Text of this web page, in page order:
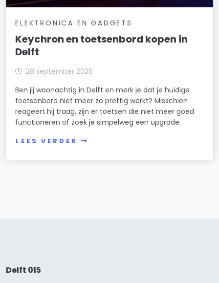
ELEKTRONICA EN GADGETS
Keychron en toetsenbord kopen in
Delft
28 september 2025
Ben jij woonachtig in Delft en merk je dat je huidige
toetsenbord niet meer zo prettig werkt? Misschien
reageert hij traag, zijn er toetsen die niet meer goed
functioneren of zoek je simpelweg een upgrade.
LEES VERDER
Delft 015